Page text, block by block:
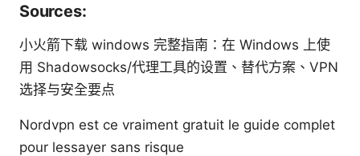
Sources:
小火箭下载 windows 完整指南：在 Windows 上使
用 Shadowsocks/代理工具的设置、替代方案、VPN
选择与安全要点
Nordvpn est ce vraiment gratuit le guide complet
pour lessayer sans risque